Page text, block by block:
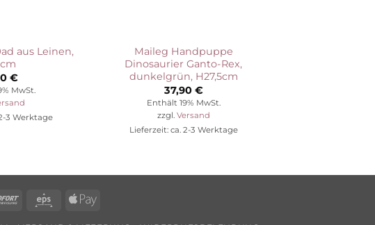
aus Leinen,
€
MwSt.
3 Werktage
Maileg Handpuppe
Dinosaurier Ganto-Rex,
dunkelgrün, H27,5cm
37,90 €
Enthält 19% MwSt.
zzgl. Versand
Lieferzeit: ca. 2-3 Werktage
Sofort Eps
Apple